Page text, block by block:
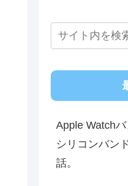
Apple Watch
シリコンバン
話。